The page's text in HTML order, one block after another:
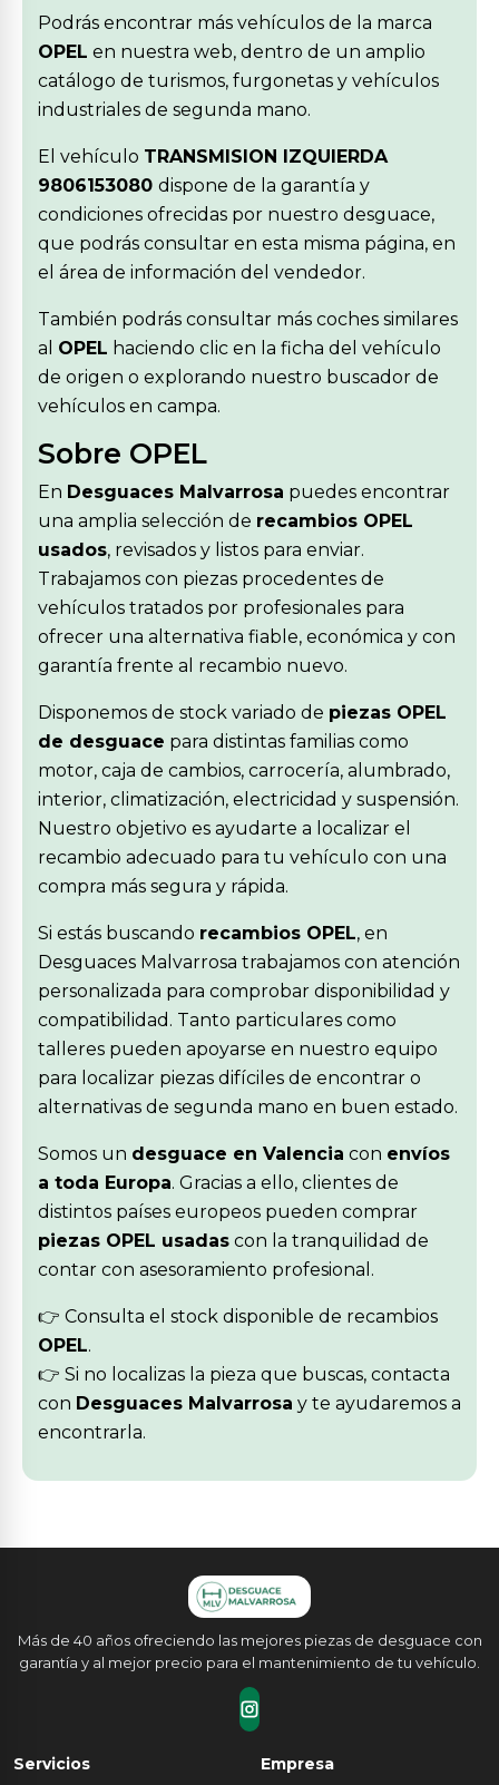
Podrás encontrar más vehículos de la marca
OPEL en nuestra web, dentro de un amplio
catálogo de turismos, furgonetas y vehículos
industriales de segunda mano.
El vehículo TRANSMISION IZQUIERDA
9806153080 dispone de la garantía y
condiciones ofrecidas por nuestro desguace,
que podrás consultar en esta misma página, en
el área de información del vendedor.
También podrás consultar más coches similares
al OPEL haciendo clic en la ficha del vehículo
de origen o explorando nuestro buscador de
vehículos en campa.
Sobre OPEL
En Desguaces Malvarrosa puedes encontrar
una amplia selección de recambios OPEL
usados, revisados y listos para enviar.
Trabajamos con piezas procedentes de
vehículos tratados por profesionales para
ofrecer una alternativa fiable, económica y con
garantía frente al recambio nuevo.
Disponemos de stock variado de piezas OPEL
de desguace para distintas familias como
motor, caja de cambios, carrocería, alumbrado,
interior, climatización, electricidad y suspensión.
Nuestro objetivo es ayudarte a localizar el
recambio adecuado para tu vehículo con una
compra más segura y rápida.
Si estás buscando recambios OPEL, en
Desguaces Malvarrosa trabajamos con atención
personalizada para comprobar disponibilidad y
compatibilidad. Tanto particulares como
talleres pueden apoyarse en nuestro equipo
para localizar piezas difíciles de encontrar o
alternativas de segunda mano en buen estado.
Somos un desguace en Valencia con envíos
a toda Europa. Gracias a ello, clientes de
distintos países europeos pueden comprar
piezas OPEL usadas con la tranquilidad de
contar con asesoramiento profesional.
👉 Consulta el stock disponible de recambios
OPEL.
👉 Si no localizas la pieza que buscas, contacta
con Desguaces Malvarrosa y te ayudaremos a
encontrarla.
Más de 40 años ofreciendo las mejores piezas de desguace con
garantía y al mejor precio para el mantenimiento de tu vehículo.
Servicios Empresa